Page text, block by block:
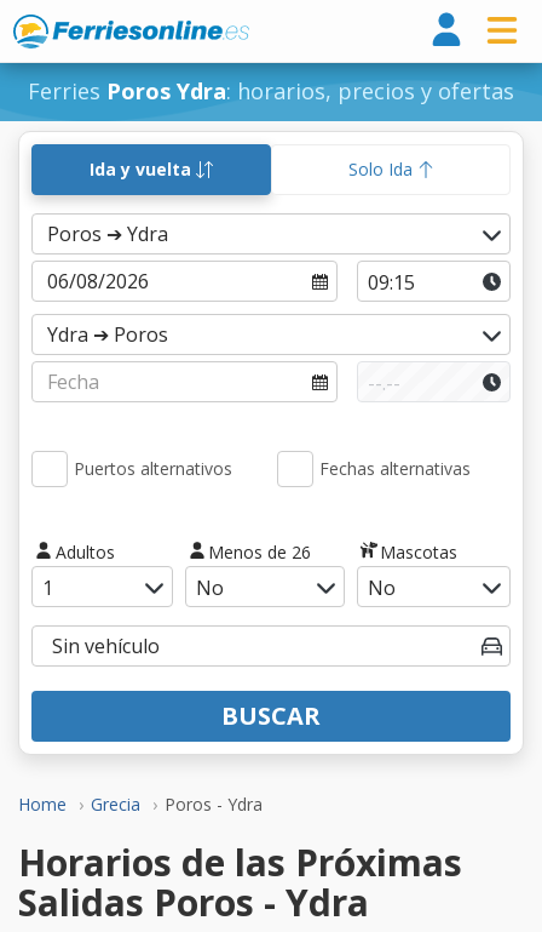
Ferries Poros Ydra: horarios, precios y ofertas
Home Grecia Poros - Ydra
Ida y vuelta Solo Ida
Puertos alternativos Fechas alternativas
Adultos Menos de 26 Mascotas
BUSCAR
Horarios de las Próximas
Salidas Poros - Ydra